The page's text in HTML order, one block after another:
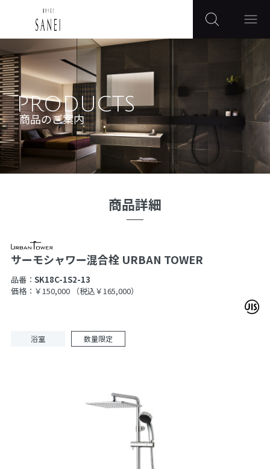
PRODUCTS
商品のご案内
商品詳細
サーモシャワー混合栓 URBAN TOWER
品番： SK18C-1S2-13
価格：￥150,000
（税込￥165,000）
浴室 数量限定